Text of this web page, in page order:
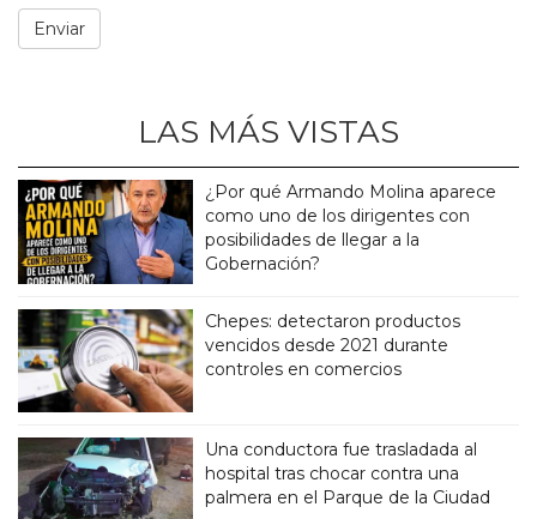
LAS MÁS VISTAS
¿Por qué Armando Molina aparece
como uno de los dirigentes con
posibilidades de llegar a la
Gobernación?
Chepes: detectaron productos
vencidos desde 2021 durante
controles en comercios
Una conductora fue trasladada al
hospital tras chocar contra una
palmera en el Parque de la Ciudad